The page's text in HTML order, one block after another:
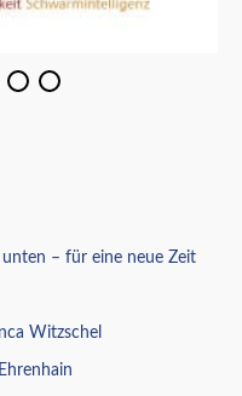
– für eine neue Zeit
Witzschel